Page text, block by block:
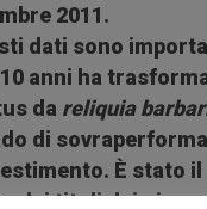
2011.
dati sono
anni ha
da reliquia
di
È stato il
dei titoli dei